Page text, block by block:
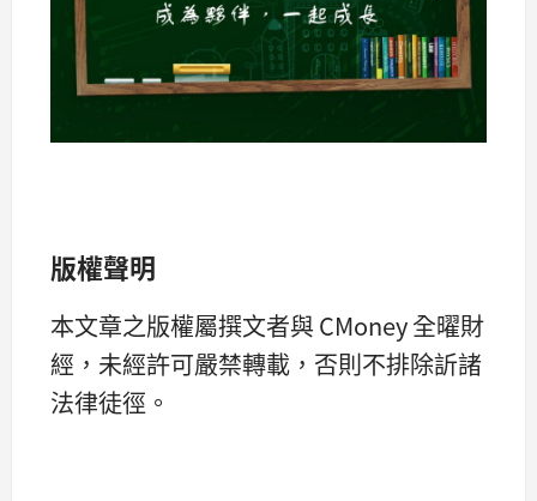
版權聲明
本文章之版權屬撰文者與 CMoney 全曜財
經，未經許可嚴禁轉載，否則不排除訢諸
法律徒徑。